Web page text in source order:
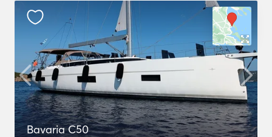
Bavaria C50